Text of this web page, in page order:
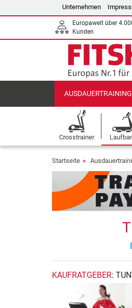
Unternehmen
Europaweit über
Kunden
AUSDAUERTRAINING
Crosstrainer
Startseite
KAUFRATGEBER: